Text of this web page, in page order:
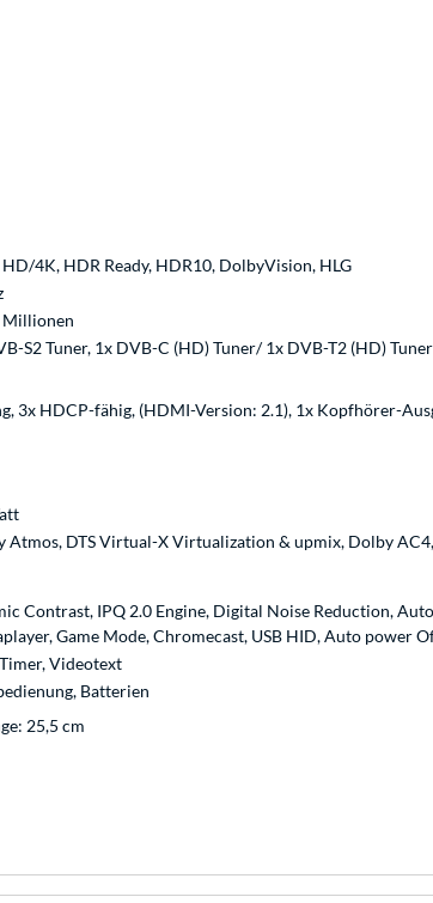
4K, HDR Ready, HDR10, DolbyVision, HLG
Millionen
S2 Tuner, 1x DVB-C (HD) Tuner/ 1x DVB-T2 (HD) Tuner
3x HDCP-fähig, (HDMI-Version: 2.1), 1x Kopfhörer-
Atmos, DTS Virtual-X Virtualization & upmix, Dolby
Contrast, IPQ 2.0 Engine, Digital Noise Reduction,
Game Mode, Chromecast, USB HID, Auto power
Videotext
Batterien
25,5 cm